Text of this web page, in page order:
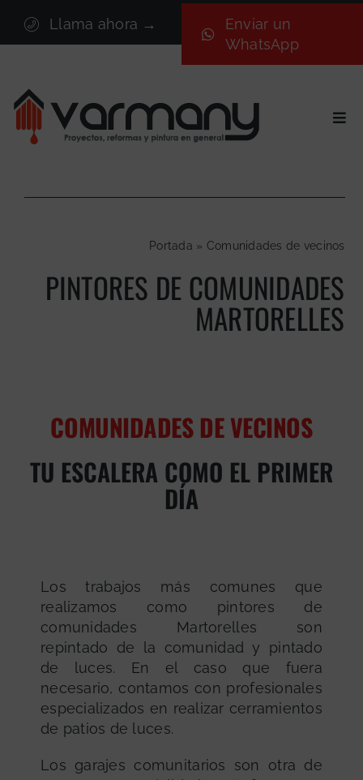
contenido
Llama ahora →
Enviar un
WhatsApp
Sectores
Nosotros
Portada » Comunidades de vecinos
PINTORES DE COMUNIDADES
MARTORELLES
COMUNIDADES DE VECINOS
TU ESCALERA COMO EL PRIMER
DÍA
Los trabajos más comunes que
realizamos como pintores de
comunidades Martorelles son
repintado de la comunidad y pintado
de luces. En el caso que fuera
necesario, contamos con profesionales
especializados en realizar cerramientos
de patios de luces.
Los garajes comunitarios son otra de